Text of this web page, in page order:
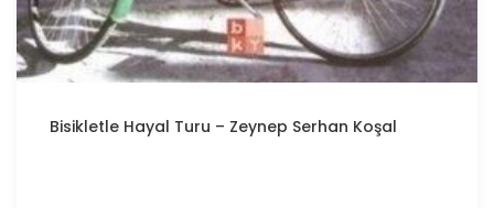
Bisikletle Hayal Turu – Zeynep Serhan Koşal